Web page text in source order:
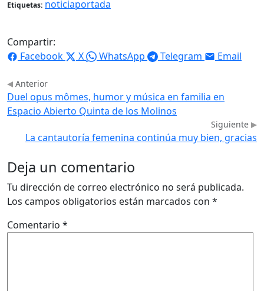
Etiquetas: noticiaportada
Compartir:
Facebook
X WhatsApp Telegram Email
Anterior
Duel opus mômes, humor y música en familia en
Espacio Abierto Quinta de los Molinos
Siguiente
La cantautoría femenina continúa muy bien, gracias
Deja un comentario
Tu dirección de correo electrónico no será publicada.
Los campos obligatorios están marcados con *
Comentario *